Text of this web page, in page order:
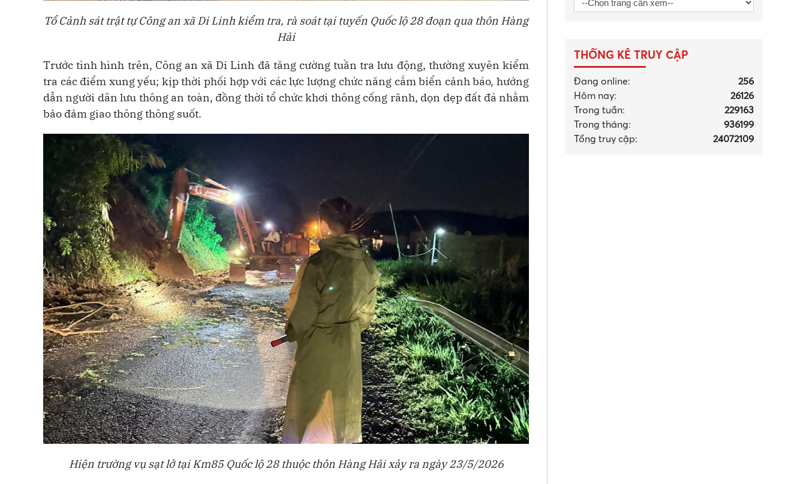
Tổ Cảnh sát trật tự Công an xã Di Linh kiểm tra, rà soát tại tuyến Quốc lộ 28 đoạn qua thôn Hàng
Hải
Trước tình hình trên, Công an xã Di Linh đã tăng cường tuần tra lưu động, thường xuyên kiểm
tra các điểm xung yếu; kịp thời phối hợp với các lực lượng chức năng cắm biển cảnh báo, hướng
dẫn người dân lưu thông an toàn, đồng thời tổ chức khơi thông cống rãnh, dọn dẹp đất đá nhằm
bảo đảm giao thông thông suốt.
Hiện trường vụ sạt lở tại Km85 Quốc lộ 28 thuộc thôn Hàng Hải xảy ra ngày 23/5/2026
THỐNG KÊ TRUY CẬP
Đang online:
256
Hôm nay:
26126
Trong tuần:
229163
Trong tháng:
936199
Tổng truy cập:
24072109